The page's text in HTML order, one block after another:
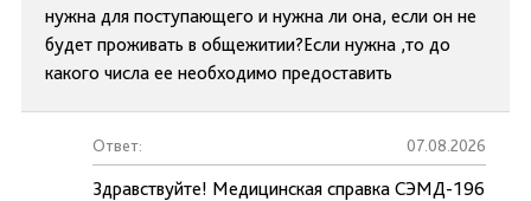
нужна для поступающего и нужна ли она, если он не
будет проживать в общежитии?Если нужна ,то до
какого числа ее необходимо предоставить
Ответ: 07.08.2026
Здравствуйте! Медицинская справка СЭМД-196